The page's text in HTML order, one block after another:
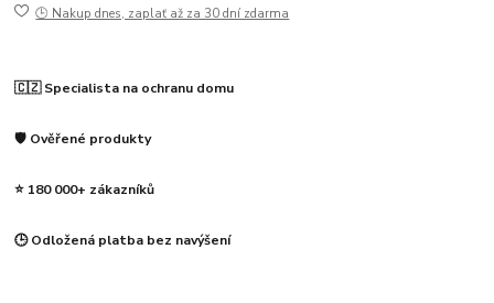
🕒 Nakup dnes, zaplať až za 30 dní zdarma
🇨🇿 Specialista na ochranu domu
🛡️ Ověřené produkty
⭐ 180 000+ zákazníků
🕒 Odložená platba bez navýšení